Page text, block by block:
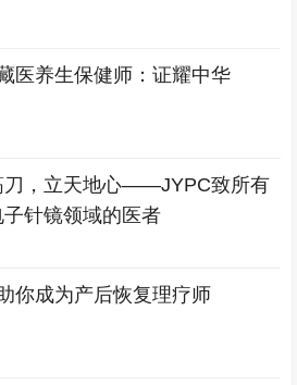
医养生保健师：证耀中华
刀，立天地心——JYPC致所有
针镜领域的医者
你成为产后恢复理疗师